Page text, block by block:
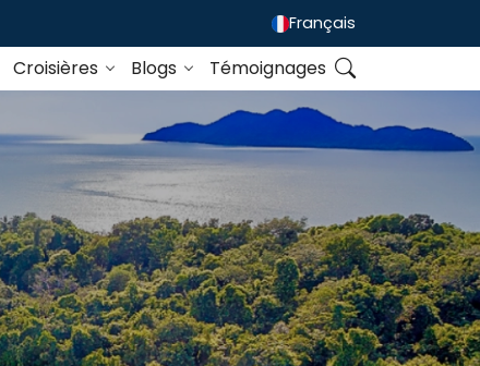
Français
Croisières Blogs Témoignages